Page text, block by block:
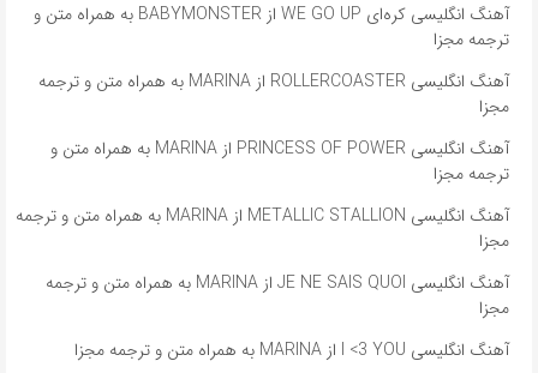
آهنگ انگلیسی کره‌ای WE GO UP از BABYMONSTER به همراه متن و
ترجمه مجزا
آهنگ انگلیسی ROLLERCOASTER از MARINA به همراه متن و ترجمه
مجزا
آهنگ انگلیسی PRINCESS OF POWER از MARINA به همراه متن و
ترجمه مجزا
آهنگ انگلیسی METALLIC STALLION از MARINA به همراه متن و ترجمه
مجزا
آهنگ انگلیسی JE NE SAIS QUOI از MARINA به همراه متن و ترجمه
مجزا
آهنگ انگلیسی I <3 YOU از MARINA به همراه متن و ترجمه مجزا